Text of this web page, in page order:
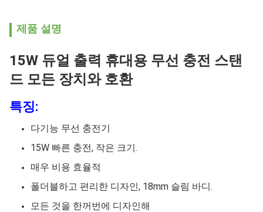
제품 설명
15W 듀얼 출력 휴대용 무선 충전 스탠
드 모든 장치와 호환
특징:
다기능 무선 충전기
15W 빠른 충전, 작은 크기.
매우 비용 효율적
폴더블하고 편리한 디자인, 18mm 슬림 바디.
모든 것을 한꺼번에 디자인해